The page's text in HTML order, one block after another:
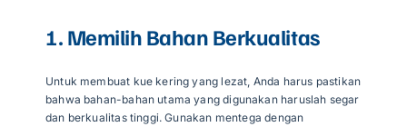
1. Memilih Bahan Berkualitas
Untuk membuat kue kering yang lezat, Anda harus pastikan
bahwa bahan-bahan utama yang digunakan haruslah segar
dan berkualitas tinggi. Gunakan mentega dengan